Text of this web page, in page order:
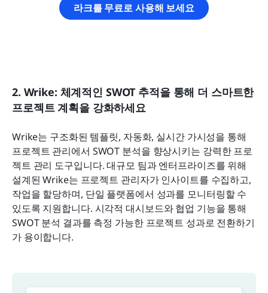
라크를 무료로 사용해 보세요
2. Wrike: 체계적인 SWOT 추적을 통해 더 스마트한
프로젝트 계획을 강화하세요
Wrike는 구조화된 템플릿, 자동화, 실시간 가시성을 통해
프로젝트 관리에서 SWOT 분석을 향상시키는 강력한 프로
젝트 관리 도구입니다. 대규모 팀과 엔터프라이즈를 위해
설계된 Wrike는 프로젝트 관리자가 인사이트를 수집하고,
작업을 할당하며, 단일 플랫폼에서 성과를 모니터링할 수
있도록 지원합니다. 시각적 대시보드와 협업 기능을 통해
SWOT 분석 결과를 측정 가능한 프로젝트 성과로 전환하기
가 용이합니다.